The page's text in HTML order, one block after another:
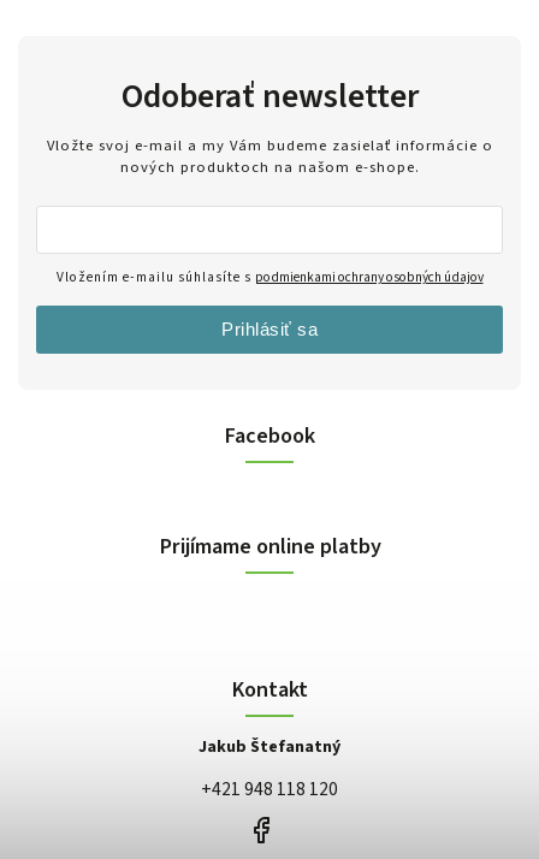
Facebook
Prijímame online platby
Kontakt
Jakub Štefanatný
+421 948 118 120
Odoberať newsletter
Vložte svoj e-mail a my Vám budeme zasielať informácie o
nových produktoch na našom e-shope.
Vložením e-mailu súhlasíte s podmienkami ochrany osobných údajov
Prihlásiť sa